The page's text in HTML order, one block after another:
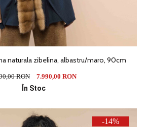
naturala zibelina, albastru/maro, 90cm
RON 7.990,00 RON
În Stoc
-14%